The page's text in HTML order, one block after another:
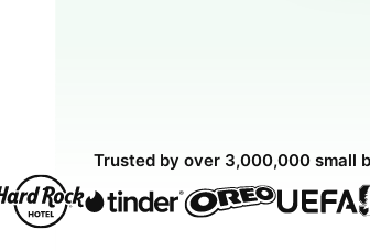
Trusted by over 3,000,000 small